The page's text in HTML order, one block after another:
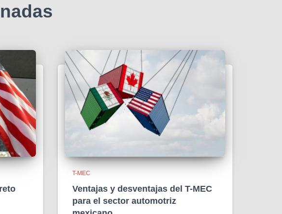
T-MEC
Ventajas y desventajas del T-MEC
para el sector automotriz